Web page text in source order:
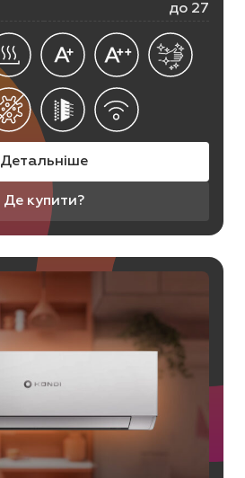
до 27
Детальніше
Де купити?